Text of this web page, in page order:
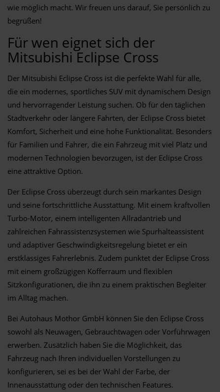
wie möglich macht. Wir freuen uns darauf, Sie persönlich zu
begrüßen!
Für wen eignet sich der
Mitsubishi Eclipse Cross
Der Mitsubishi Eclipse Cross ist die perfekte Wahl für alle,
die ein modernes, sportliches SUV mit dynamischem Design
und hervorragender Leistung suchen. Ob für den täglichen
Stadtverkehr oder längere Fahrten, der Eclipse Cross bietet
Komfort, Sicherheit und eine hohe Funktionalität. Besonders
für Familien und Fahrer, die ein Fahrzeug mit viel Platz und
modernen Technologien bevorzugen, ist der Eclipse Cross
eine attraktive Option.
Der Eclipse Cross überzeugt durch sein markantes Design
und seine fortschrittliche Ausstattung. Mit einem kraftvollen
Turbo-Motor, einem intelligenten Allradantrieb und
zahlreichen Fahrassistenzsystemen wie Spurhalteassistent
und adaptiver Geschwindigkeitsregelung bietet er ein
erstklassiges Fahrerlebnis. Zudem punktet der Eclipse Cross
mit einem großzügigen Kofferraum und flexiblen
Sitzkonfigurationen, die ihn zu einem praktischen Begleiter
im Alltag machen.
Bei Autohaus Mothor GmbH können Sie den Eclipse Cross
sowohl als Neuwagen, Gebrauchtwagen oder Vorführwagen
erwerben. Zusätzlich haben Sie die Möglichkeit, das
Fahrzeug nach Ihren individuellen Vorstellungen zu
konfigurieren, sei es bei der Wahl der Farbe, der
Innenausstattung oder den technischen Features.